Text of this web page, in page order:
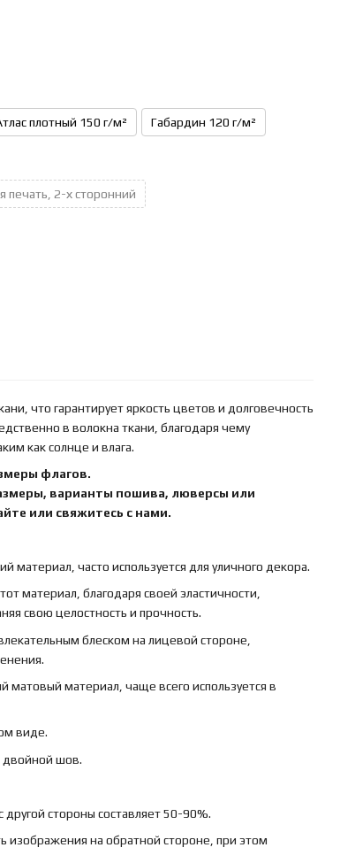
плотный 150 г/м² Габардин 120 г/м²
печать, 2-х сторонний
что гарантирует яркость цветов и долговечность
в волокна ткани, благодаря чему
как солнце и влага.
флагов.
варианты пошива, люверсы или
или свяжитесь с нами.
материал, часто используется для уличного декора.
материал, благодаря своей эластичности,
свою целостность и прочность.
блеском на лицевой стороне,
матовый материал, чаще всего используется в
виде.
двойной шов.
стороны составляет 50-90%.
изображения на обратной стороне, при этом